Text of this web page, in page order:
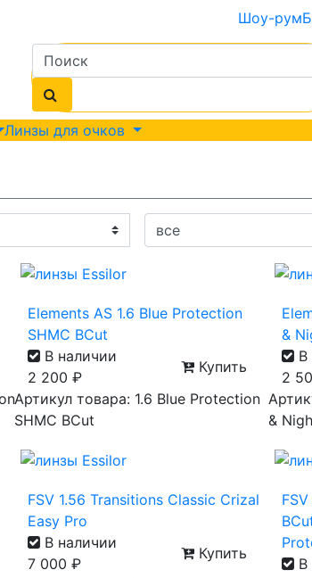
Шоу-рум
Линзы для очков
Elements AS 1.6 Blue Protection
SHMC BCut
В наличии
2 200 ₽
Купить
Артикул товара: 1.6 Blue Protection
SHMC BCut
&
В
2
&
FSV 1.56 Transitions Classic Crizal
Easy Pro
В наличии
7 000 ₽
Купить
В